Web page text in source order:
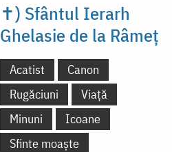
✝) Sfântul Ierarh
Ghelasie de la Râmeț
Acatist
Canon
Rugăciuni
Viață
Minuni
Icoane
Sfinte moaște